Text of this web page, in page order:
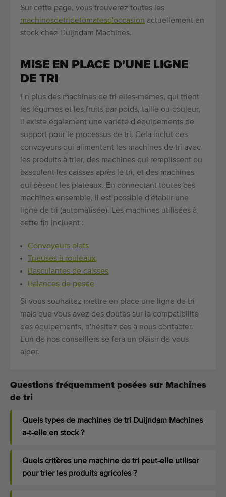
Sur cette page, vous trouverez toutes les
machinesdetridetomatesd'occasion actuellement en
stock chez Duijndam Machines.
MISE EN PLACE D'UNE LIGNE
DE TRI
En plus des machines de tri elles-mêmes, qui trient
les légumes et les fruits par poids, taille ou couleur,
il existe également une variété d'équipements de
support pour le processus de tri. Cela inclut des
convoyeurs qui alimentent les machines de tri avec
les produits à trier, des machines qui remplissent ou
basculent les caisses après le tri, et des machines
qui pèsent les plateaux. En connectant toutes ces
machines ensemble, il est possible d'établir une
ligne de tri (automatisée). Les machines utilisées à
cette fin incluent :
Convoyeurs plats
Trieuses à rouleaux
Basculantes de caisses
Balances de pesée
Si vous souhaitez mettre en place une ligne de tri
mais que vous avez des doutes sur la compatibilité
des équipements, n'hésitez pas à nous contacter.
L'un de nos conseillers se fera un plaisir de vous
aider.
Questions fréquemment posées sur Machines
de tri
Quels types de machines de tri Duijndam Machines
a-t-elle en stock ?
Quels critères une machine de tri peut-elle utiliser
pour trier les produits agricoles ?